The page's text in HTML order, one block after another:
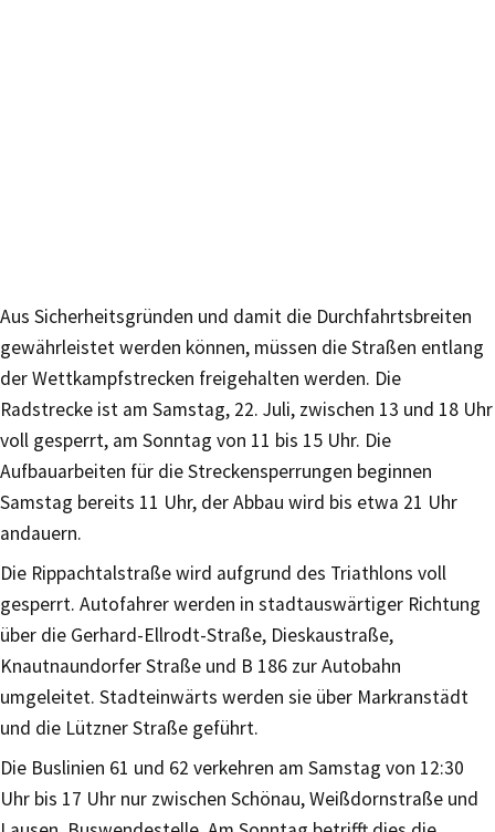
Aus Sicherheitsgründen und damit die Durchfahrtsbreiten
gewährleistet werden können, müssen die Straßen entlang
der Wettkampfstrecken freigehalten werden. Die
Radstrecke ist am Samstag, 22. Juli, zwischen 13 und 18 Uhr
voll gesperrt, am Sonntag von 11 bis 15 Uhr. Die
Aufbauarbeiten für die Streckensperrungen beginnen
Samstag bereits 11 Uhr, der Abbau wird bis etwa 21 Uhr
andauern.
Die Rippachtalstraße wird aufgrund des Triathlons voll
gesperrt. Autofahrer werden in stadtauswärtiger Richtung
über die Gerhard-Ellrodt-Straße, Dieskaustraße,
Knautnaundorfer Straße und B 186 zur Autobahn
umgeleitet. Stadteinwärts werden sie über Markranstädt
und die Lützner Straße geführt.
Die Buslinien 61 und 62 verkehren am Samstag von 12:30
Uhr bis 17 Uhr nur zwischen Schönau, Weißdornstraße und